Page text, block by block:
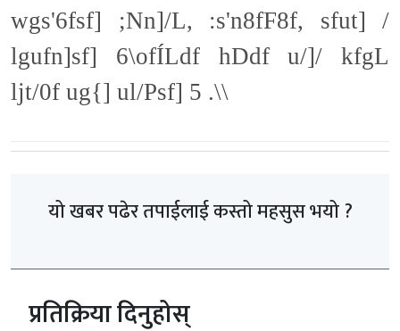
wgs'6fsf] ;Nn]/L, :s'n8fF8f, sfut] /
lgufn]sf] 6\ofÍLdf hDdf u/]/ kfgL
ljt/0f ug{] ul/Psf] 5 .\\
यो खबर पढेर तपाईलाई कस्तो महसुस भयो ?
प्रतिक्रिया दिनुहोस्